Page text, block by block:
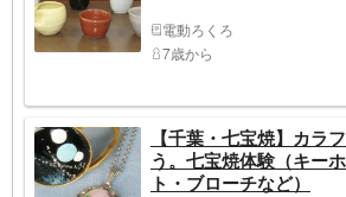
電動ろくろ
7歳から
【千葉・七宝焼】カラ
う。七宝焼体験（キー
ト・ブローチなど）